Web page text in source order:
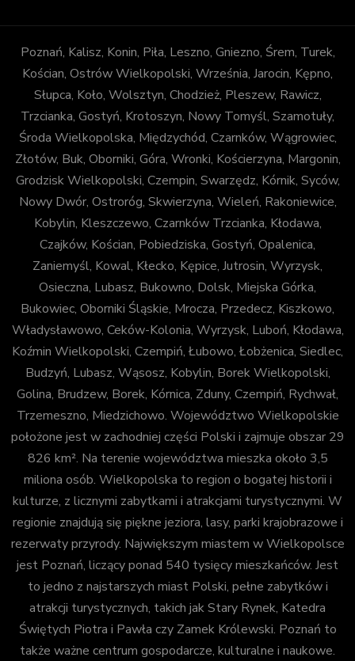
Poznań, Kalisz, Konin, Piła, Leszno, Gniezno, Śrem, Turek,
Kościan, Ostrów Wielkopolski, Września, Jarocin, Kępno,
Słupca, Koło, Wolsztyn, Chodzież, Pleszew, Rawicz,
Trzcianka, Gostyń, Krotoszyn, Nowy Tomyśl, Szamotuły,
Środa Wielkopolska, Międzychód, Czarnków, Wągrowiec,
Złotów, Buk, Oborniki, Góra, Wronki, Kościerzyna, Margonin,
Grodzisk Wielkopolski, Czempin, Swarzędz, Kórnik, Syców,
Nowy Dwór, Ostroróg, Skwierzyna, Wieleń, Rakoniewice,
Kobylin, Kleszczewo, Czarnków Trzcianka, Kłodawa,
Czajków, Kościan, Pobiedziska, Gostyń, Opalenica,
Zaniemyśl, Kowal, Kłecko, Kępice, Jutrosin, Wyrzysk,
Osieczna, Lubasz, Bukowno, Dolsk, Miejska Górka,
Bukowiec, Oborniki Śląskie, Mrocza, Przedecz, Kiszkowo,
Władysławowo, Ceków-Kolonia, Wyrzysk, Luboń, Kłodawa,
Koźmin Wielkopolski, Czempiń, Łubowo, Łobżenica, Siedlec,
Budzyń, Lubasz, Wąsosz, Kobylin, Borek Wielkopolski,
Golina, Brudzew, Borek, Kórnica, Zduny, Czempiń, Rychwał,
Trzemeszno, Miedzichowo. Województwo Wielkopolskie
położone jest w zachodniej części Polski i zajmuje obszar 29
826 km². Na terenie województwa mieszka około 3,5
miliona osób. Wielkopolska to region o bogatej historii i
kulturze, z licznymi zabytkami i atrakcjami turystycznymi. W
regionie znajdują się piękne jeziora, lasy, parki krajobrazowe i
rezerwaty przyrody. Największym miastem w Wielkopolsce
jest Poznań, liczący ponad 540 tysięcy mieszkańców. Jest
to jedno z najstarszych miast Polski, pełne zabytków i
atrakcji turystycznych, takich jak Stary Rynek, Katedra
Świętych Piotra i Pawła czy Zamek Królewski. Poznań to
także ważne centrum gospodarcze, kulturalne i naukowe.